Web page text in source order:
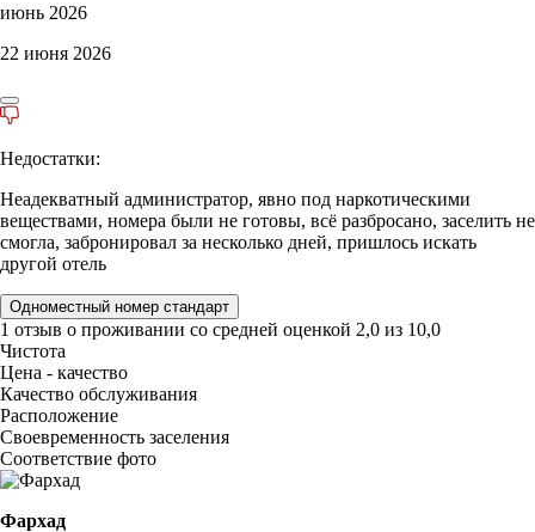
июнь 2026
22 июня 2026
Недостатки:
Неадекватный администратор, явно под наркотическими
веществами, номера были не готовы, всё разбросано, заселить не
смогла, забронировал за несколько дней, пришлось искать
другой отель
Одноместный номер стандарт
1 отзыв о проживании со средней оценкой 2,0 из 10,0
Чистота
Цена - качество
Качество обслуживания
Расположение
Своевременность заселения
Соответствие фото
Фархад